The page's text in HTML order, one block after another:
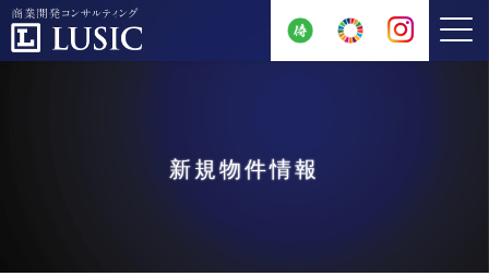
新規物件情報